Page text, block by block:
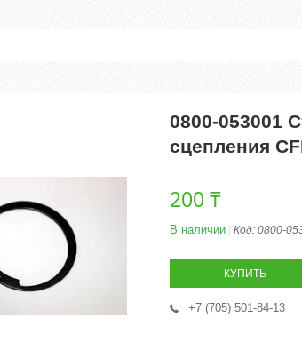
0800-053001
сцепления
200 ₸
В наличии Код: 0800-
КУПИТЬ
+7 (705) 501-84-13